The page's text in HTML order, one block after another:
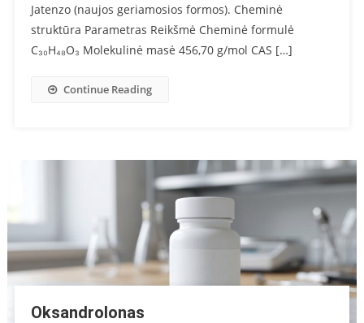
Jatenzo (naujos geriamosios formos). Cheminė
struktūra Parametras Reikšmė Cheminė formulė
C₃₀H₄₈O₃ Molekulinė masė 456,70 g/mol CAS […]
Continue Reading
Oksandrolonas